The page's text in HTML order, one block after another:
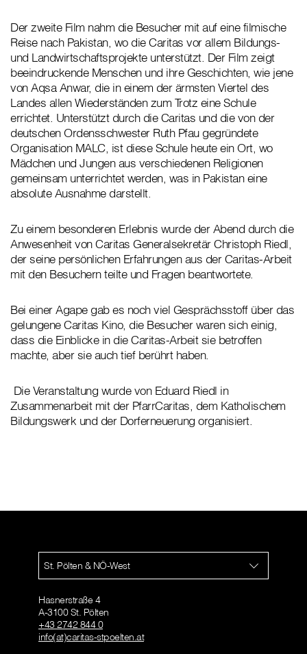
Der zweite Film nahm die Besucher mit auf eine filmische
Reise nach Pakistan, wo die Caritas vor allem Bildungs-
und Landwirtschaftsprojekte unterstützt. Der Film zeigt
beeindruckende Menschen und ihre Geschichten, wie jene
von Aqsa Anwar, die in einem der ärmsten Viertel des
Landes allen Wiederständen zum Trotz eine Schule
errichtet. Unterstützt durch die Caritas und die von der
deutschen Ordensschwester Ruth Pfau gegründete
Organisation MALC, ist diese Schule heute ein Ort, wo
Mädchen und Jungen aus verschiedenen Religionen
gemeinsam unterrichtet werden, was in Pakistan eine
absolute Ausnahme darstellt.
Zu einem besonderen Erlebnis wurde der Abend durch die
Anwesenheit von Caritas Generalsekretär Christoph Riedl,
der seine persönlichen Erfahrungen aus der Caritas-Arbeit
mit den Besuchern teilte und Fragen beantwortete.
Bei einer Agape gab es noch viel Gesprächsstoff über das
gelungene Caritas Kino, die Besucher waren sich einig,
dass die Einblicke in die Caritas-Arbeit sie betroffen
machte, aber sie auch tief berührt haben.
Die Veranstaltung wurde von Eduard Riedl in
Zusammenarbeit mit der PfarrCaritas, dem Katholischem
Bildungswerk und der Dorferneuerung organisiert.
St. Pölten & NÖ-West
Hasnerstraße 4
A-3100 St. Pölten
+43 2742 844 0
info(at)caritas-stpoelten.at